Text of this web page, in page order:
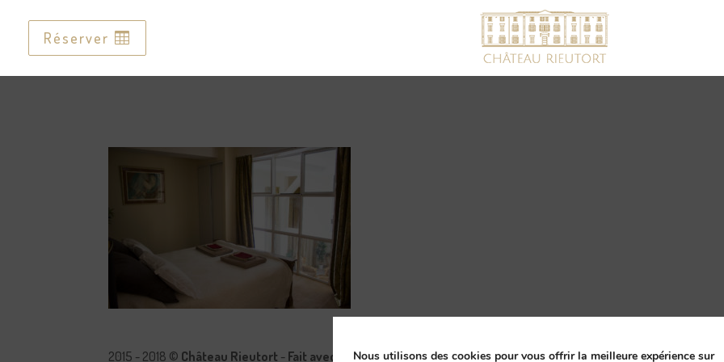
Réserver
2015 - 2018 © Château Rieutort - Fait avec passion par Comtrast
Nous utilisons des cookies pour vous offrir la meilleure expérience sur